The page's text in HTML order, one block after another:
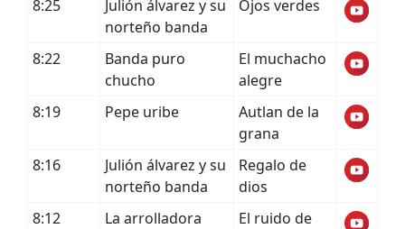
8:25
Julión álvarez y su
norteño banda
Ojos verdes
8:22
Banda puro
chucho
El muchacho
alegre
8:19
Pepe uribe
Autlan de la
grana
8:16
Julión álvarez y su
norteño banda
Regalo de
dios
8:12
La arrolladora
El ruido de